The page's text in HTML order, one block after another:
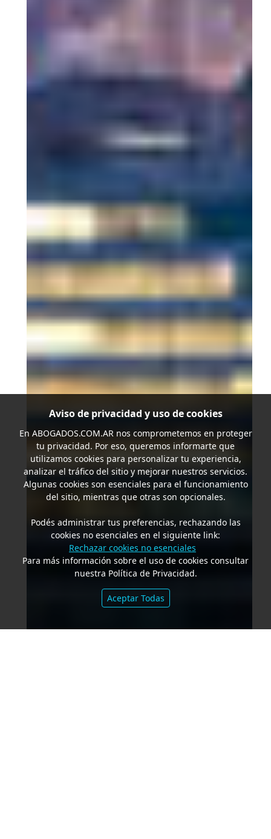
Aviso de privacidad y uso de cookies
En ABOGADOS.COM.ARnos comprometemos en proteger
tu privacidad. Por eso, queremos informarte que
utilizamos cookies para personalizar tu experiencia,
analizar el tráfico del sitio y mejorar nuestros servicios.
Algunas cookies son esenciales para el funcionamiento
del sitio, mientras que otras son opcionales.
Podés administrar tus preferencias, rechazando las
cookies no esenciales en el siguiente link:
Rechazar cookies no esenciales
Para más información sobre el uso de cookies consultar
nuestra Política de Privacidad.
Aceptar Todas